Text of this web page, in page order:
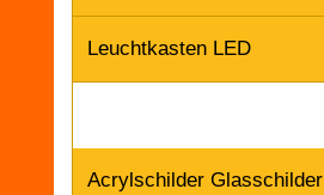
Leuchtkasten LED
Acrylschilder Glasschilder